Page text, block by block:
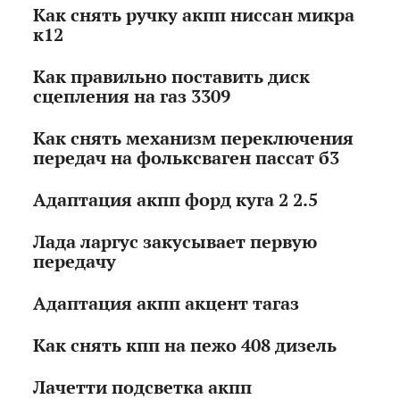
Как снять ручку акпп ниссан микра
к12
Как правильно поставить диск
сцепления на газ 3309
Как снять механизм переключения
передач на фольксваген пассат б3
Адаптация акпп форд куга 2 2.5
Лада ларгус закусывает первую
передачу
Адаптация акпп акцент тагаз
Как снять кпп на пежо 408 дизель
Лачетти подсветка акпп